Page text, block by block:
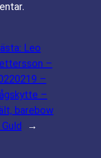
Leo
–
–
–
barebow
→